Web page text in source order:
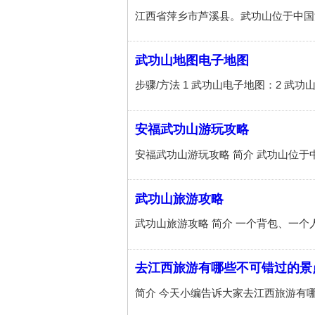
武功山地图电子地图
安福武功山游玩攻略
武功山旅游攻略
去江西旅游有哪些不可错过的景